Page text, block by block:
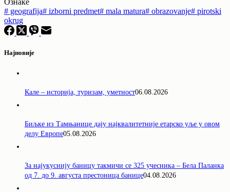
# geografija# izborni predmet# mala matura# obrazovanje# pirotski
okrug
Најновије
Кале – историја, туризам, уметност06.08.2026
Биљке из Тамњанице дају најквалитетније етарско уље у овом
делу Европе05.08.2026
За најукуснију баницу такмичи се 325 учесника – Бела Паланка
од 7. до 9. августа престоница банице04.08.2026